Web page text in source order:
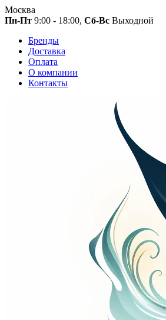
Москва
Пн-Пт 9:00 - 18:00, Сб-Вс Выходной
Бренды
Доставка
Оплата
О компании
Контакты